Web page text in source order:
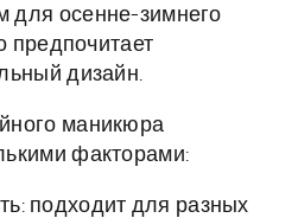
осенне-зимнего
предпочитает
дизайн.
маникюра
факторами:
подходит для разных